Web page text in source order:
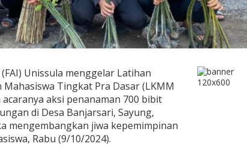
Unissula menggelar Latihan
Tingkat Pra Dasar (LKMM
aksi penanaman 700 bibit
di Desa Banjarsari, Sayung,
mengembangkan jiwa kepemimpinan
Rabu (9/10/2024).